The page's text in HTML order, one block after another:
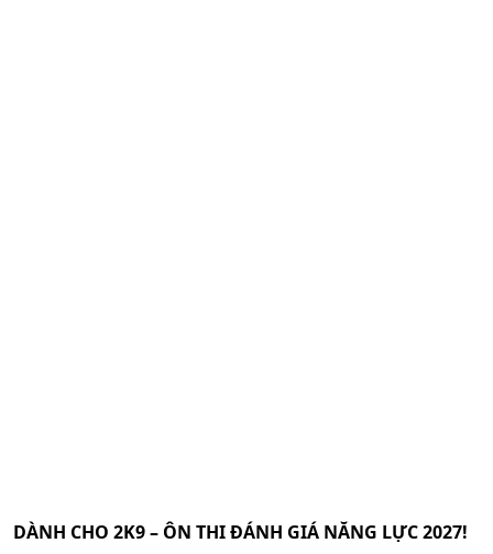
DÀNH CHO 2K9 – ÔN THI ĐÁNH GIÁ NĂNG LỰC 2027!